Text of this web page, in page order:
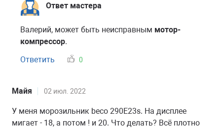
Ответ мастера
Валерий, может быть неисправным мотор-
компрессор.
Ответить
0
Майя 02 июл. 2022
У меня морозильник beco 290Е23s. На дисплее
мигает - 18, а потом ! и 20. Что делать? Всё плотно